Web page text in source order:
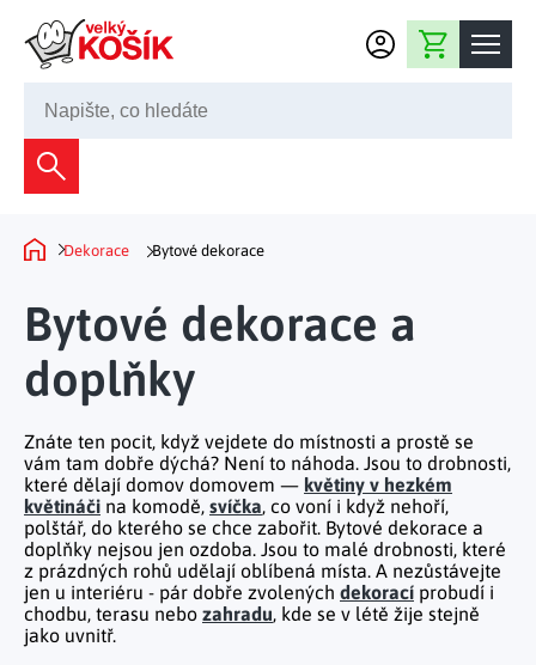
Nákupní košík
245 008 200
Dekorace
Bytové dekorace
Květiny a věnce
Světelné dekorace
Fontány a kašny
Velikonoční dekorace
Dekorace na hrob
Figurky a sošky
Vánoční dekorace
Domácnost
Bytový textil
Domácí elektro
Předsíň a chodba
Koupelna a záchod
Ložnice a šatna
Úklidové prostředky
Organizace domácnosti
Kancelář a komunikace
Kuchyně
Kuchyňské pomůcky
Prostírání a stolování
Příprava nápojů
Grilování a smažení
Uchovávání potravin
Mytí nádobí a úklid
Kuchyňské police
Nábytek
Nábytek do předsíně
Nábytek do ložnice
Kancelářský nábytek
Kuchyňský nábytek
Dětský nábytek
Zahradní doplňky
Zahradní nábytek
Práce na zahradě
Plašiče škůdců
Volný čas
Auto příslušenství
Cestování
Outdoor
Tělo a zdraví
Kosmetika
Fitness a sport
Inspirace
Dekorace Bytové dekorace
Bytové dekorace a
doplňky
Znáte ten pocit, když vejdete do místnosti a prostě se
vám tam dobře dýchá? Není to náhoda. Jsou to drobnosti,
které dělají domov domovem — květiny v hezkém
květináči na komodě, svíčka, co voní i když nehoří,
polštář, do kterého se chce zabořit. Bytové dekorace a
doplňky nejsou jen ozdoba. Jsou to malé drobnosti, které
z prázdných rohů udělají oblíbená místa. A nezůstávejte
jen u interiéru - pár dobře zvolených dekorací probudí i
chodbu, terasu nebo zahradu, kde se v létě žije stejně
jako uvnitř.